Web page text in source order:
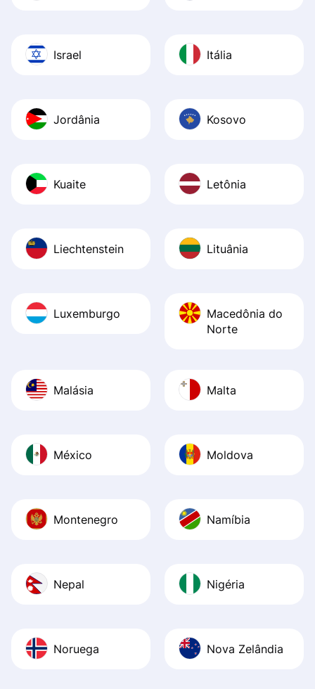
Israel Itália
Jordânia Kosovo
Kuaite Letônia
Liechtenstein Lituânia
Luxemburgo
Macedônia do
Norte
Malásia Malta
México Moldova
Montenegro Namíbia
Nepal Nigéria
Noruega Nova Zelândia